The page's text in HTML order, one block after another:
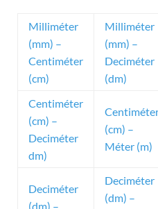
Milliméter
(mm) –
Centiméter
(cm)
Milliméter
(mm) –
Deciméter
(dm)
Centiméter
(cm) –
Deciméter
dm)
(cm) –
Méter (m)
Deciméter
(dm) –
Deciméter
(dm) –